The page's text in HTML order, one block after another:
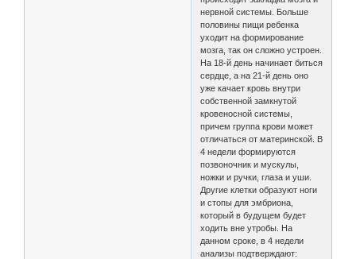
нервной системы. Больше
половины пищи ребенка
уходит на формирование
мозга, так он сложно устроен.
На 18-й день начинает биться
сердце, а на 21-й день оно
уже качает кровь внутри
собственной замкнутой
кровеносной системы,
причем группа крови может
отличаться от материнской. В
4 недели формируются
позвоночник и мускулы,
ножки и ручки, глаза и уши.
Другие клетки образуют ноги
и стопы для эмбриона,
который в будущем будет
ходить вне утробы. На
данном сроке, в 4 недели
анализы подтверждают: